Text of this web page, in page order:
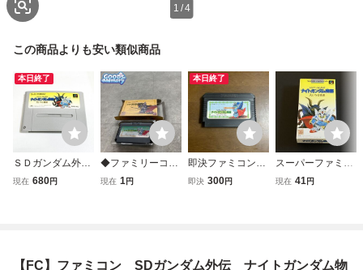
1 /4
この商品よりも安い類似商品
本日終了
ＳＤガンダム外伝
ナイトガンダム物
現在 680円
◆ファミリーコン
ピューター/ファミ
現在 1円
本日終了
即決ファミコンソ
フト ナイトガンダ
即決 300円
スーパーファミコ
ン SDガンダム外
現在 41円
【FC】ファミコン SDガンダム外伝 ナイトガンダム物